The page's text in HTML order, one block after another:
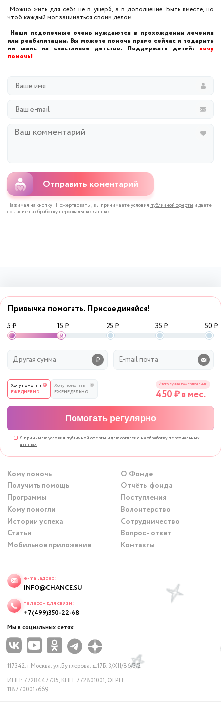
Можно жить для себя не в ущерб, а в дополнение. Быть вместе, но
чтоб каждый мог заниматься своим делом.
Наши подопечные очень нуждаются в прохождении лечения
или реабилитации. Вы можете помочь прямо сейчас и подарить
им шанс на счастливое детство. Поддержать детей: хочу
помочь!
Отправить коментарий
Нажимая на кнопку "Пожертвовать", вы принимаете условия публичной оферты и даете
согласие на обработкуперсональных данных.
Привычка помогать. Присоединяйся!
5 ₽ 15 ₽ 25 ₽ 35 ₽ 50 ₽
Хочу помогать
ЕЖЕДНЕВНО
Хочу помогать
ЕЖЕНЕДЕЛЬНО
Итого сумма пожертвования:
450₽ в мес.
Помогать регулярно
Я принимаю условия публичной оферты и даю согласие на обработку персональных
данных
Кому помочь
Получить помощь
Программы
Кому помогли
Истории успеха
Статьи
Мобильное приложение
О Фонде
Отчёты фонда
Поступления
Волонтерство
Сотрудничество
Вопрос - ответ
Контакты
e-mail адрес:
INFO@CHANCE.SU
телефон для связи:
+7(499)350-22-68
Мы в социальных сетях:
117342, г.Москва, ул.Бутлерова, д.17Б, 3/XII/86/3/2
ИНН: 7728447735, КПП: 772801001, ОГРН:
1187700017669